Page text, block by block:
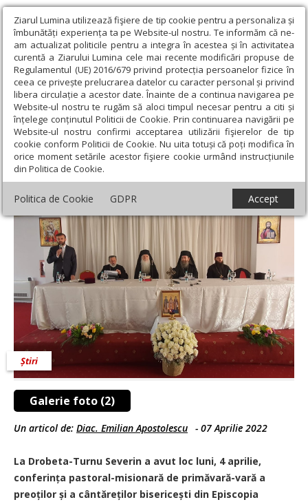
Ziarul Lumina utilizează fişiere de tip cookie pentru a personaliza și
îmbunătăți experiența ta pe Website-ul nostru. Te informăm că ne-
am actualizat politicile pentru a integra în acestea și în activitatea
curentă a Ziarului Lumina cele mai recente modificări propuse de
Regulamentul (UE) 2016/679 privind protecția persoanelor fizice în
ceea ce privește prelucrarea datelor cu caracter personal și privind
libera circulație a acestor date. Înainte de a continua navigarea pe
Website-ul nostru te rugăm să aloci timpul necesar pentru a citi și
înțelege conținutul Politicii de Cookie. Prin continuarea navigării pe
Website-ul nostru confirmi acceptarea utilizării fişierelor de tip
cookie conform Politicii de Cookie. Nu uita totuși că poți modifica în
orice moment setările acestor fişiere cookie urmând instrucțiunile
din Politica de Cookie.
Politica de Cookie GDPR Accept
Ziarul Lumina › Actualitate religioasă › Știri › Conferință
pastorală de primăvară în Episcopia Severinului și Strehaiei
Conferință pastorală de primăvară în
Episcopia Severinului și Strehaiei
Galerie foto (2)
Știri
Un articol de: Diac. Emilian Apostolescu - 07 Aprilie 2022
La Drobeta-Turnu Severin a avut loc luni, 4 aprilie,
conferința pastoral-misionară de primăvară-vară a
preoților și a cântăreților bisericești din Episcopia